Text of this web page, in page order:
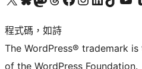
程式碼，如詩
The WordPress® trademark
of the WordPress Foundation.